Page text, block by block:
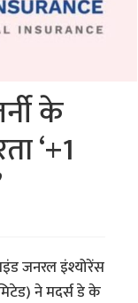
के
‘+1
जनरल इंश्योरेंस
ने मदर्स डे के